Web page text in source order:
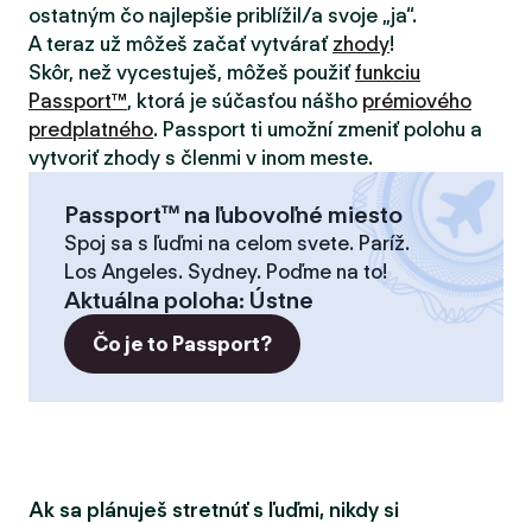
ostatným čo najlepšie priblížil/a svoje „ja“.
A teraz už môžeš začať vytvárať zhody!
Skôr, než vycestuješ, môžeš použiťfunkciu
Passport™, ktorá je súčasťou nášho prémiového
predplatného. Passport ti umožní zmeniť polohu a
vytvoriť zhody s členmi v inom meste.
Passport™ na ľubovoľné miesto
Spoj sa s ľuďmi na celom svete. Paríž.
Los Angeles. Sydney. Poďme na to!
Aktuálna poloha: Ústne
Čo je to Passport?
Ak sa plánuješ stretnúť s ľuďmi, nikdy si